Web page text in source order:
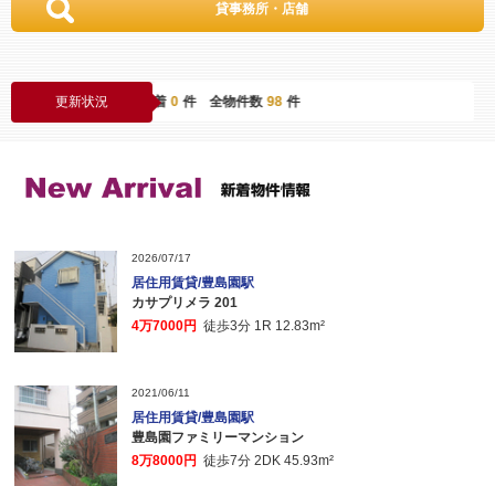
貸事務所・店舗
更新状況
件 一週間内新着 0 件 全物件数 98 件
2026/07/17
居住用賃貸/豊島園駅
カサプリメラ 201
4万7000円 徒歩3分 1R 12.83m²
2021/06/11
居住用賃貸/豊島園駅
豊島園ファミリーマンション
8万8000円 徒歩7分 2DK 45.93m²